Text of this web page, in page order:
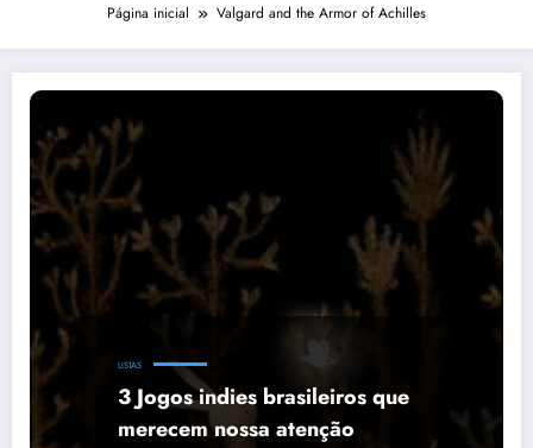
Página inicial Valgard and the Armor of Achilles
LISTAS
3 Jogos indies brasileiros que
merecem nossa atenção